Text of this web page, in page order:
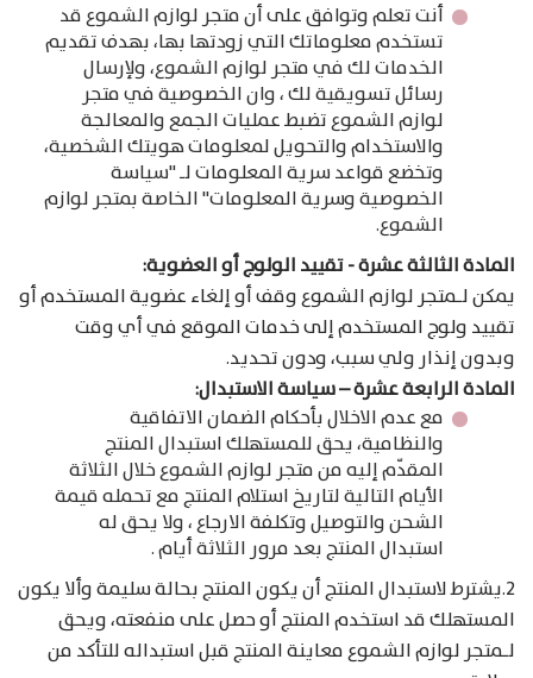
أنت تعلم وتوافق على أن متجر لوازم الشموع قد
تستخدم معلوماتك التي زودتها بها، بهدف تقديم
الخدمات لك في متجر لوازم الشموع، ولإرسال
رسائل تسويقية لك ، وان الخصوصية في متجر
لوازم الشموع تضبط عمليات الجمع والمعالجة
والاستخدام والتحويل لمعلومات هويتك الشخصية،
وتخضع قواعد سرية المعلومات لـ "سياسة
الخصوصية وسرية المعلومات" الخاصة بمتجر لوازم
الشموع.
المادة الثالثة عشرة - تقييد الولوج أو العضوية:
يمكن لـمتجر لوازم الشموع وقف أو إلغاء عضوية المستخدم أو
تقييد ولوج المستخدم إلى خدمات الموقع في أي وقت
وبدون إنذار ولي سبب، ودون تحديد.
المادة الرابعة عشرة – سياسة الاستبدال:
مع عدم الاخلال بأحكام الضمان الاتفاقية
والنظامية، يحق للمستهلك استبدال المنتج
المقدّم إليه من متجر لوازم الشموع خلال الثلاثة
الأيام التالية لتاريخ استلام المنتج مع تحمله قيمة
الشحن والتوصيل وتكلفة الارجاع ، ولا يحق له
استبدال المنتج بعد مرور الثلاثة أيام .
2.يشترط لاستبدال المنتج أن يكون المنتج بحالة سليمة وألا يكون
المستهلك قد استخدم المنتج أو حصل على منفعته، ويحق
لـمتجر لوازم الشموع معاينة المنتج قبل استبداله للتأكد من